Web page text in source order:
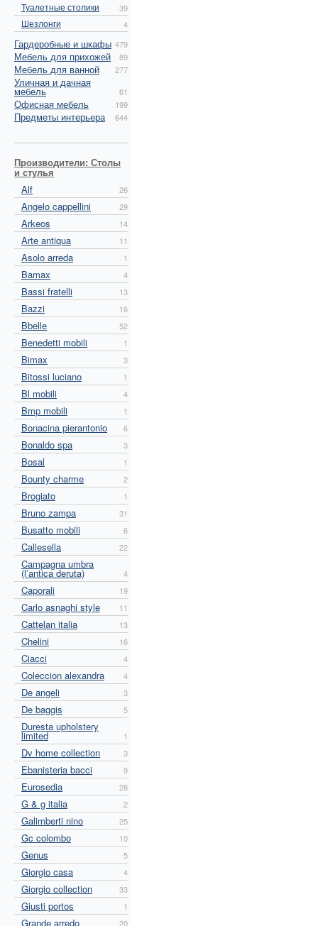
Туалетные столики 39
Шезлонги 4
Гардеробные и шкафы 479
Мебель для прихожей 89
Мебель для ванной 277
Уличная и дачная
мебель 61
Офисная мебель 199
Предметы интерьера 644
Производители: Столы
и стулья
Alf
26
Angelo cappellini 29
Arkeos 14
Arte antiqua 11
Asolo arreda 1
Bamax 4
Bassi fratelli 13
Bazzi 16
Bbelle 52
Benedetti mobili 1
Bimax 3
Bitossi luciano 1
Bl mobili 4
Bmp mobili 1
Bonacina pierantonio 6
Bonaldo spa 3
Bosal 1
Bounty charme 2
Brogiato 1
Bruno zampa 31
Busatto mobili 6
Callesella 22
Campagna umbra
(l’antica deruta) 4
Caporali 19
Carlo asnaghi style 11
Cattelan italia 13
Chelini 16
Ciacci 4
Coleccion alexandra 4
De angeli 3
De baggis 5
Duresta upholstery
limited 1
Dv home collection 3
Ebanisteria bacci 9
Eurosedia 28
G & g italia 2
Galimberti nino 25
Gc colombo 10
Genus 5
Giorgio casa 4
Giorgio collection 33
Giusti portos 1
Grande arredo 20